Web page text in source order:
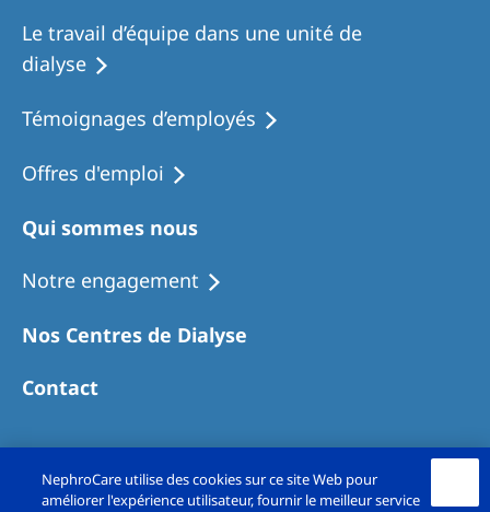
Le travail d’équipe dans une unité de
dialyse
Témoignages d’employés
Offres d'emploi
Qui sommes nous
Notre engagement
Nos Centres de Dialyse
Contact
NephroCare utilise des cookies sur ce site Web pour
améliorer l'expérience utilisateur, fournir le meilleur service